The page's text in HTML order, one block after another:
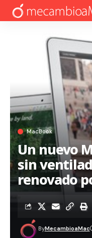
MacBook
Un nuevo
sin
renovado
ByMecambioaMac